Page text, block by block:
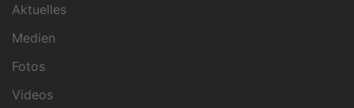
Aktuelles
Medien
Fotos
Videos